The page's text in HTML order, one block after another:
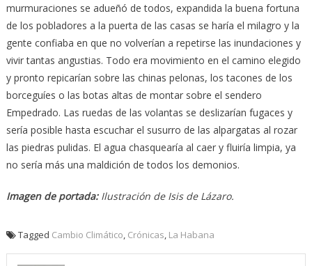
murmuraciones se adueñó de todos, expandida la buena fortuna
de los pobladores a la puerta de las casas se haría el milagro y la
gente confiaba en que no volverían a repetirse las inundaciones y
vivir tantas angustias. Todo era movimiento en el camino elegido
y pronto repicarían sobre las chinas pelonas, los tacones de los
borceguíes o las botas altas de montar sobre el sendero
Empedrado. Las ruedas de las volantas se deslizarían fugaces y
sería posible hasta escuchar el susurro de las alpargatas al rozar
las piedras pulidas. El agua chasquearía al caer y fluiría limpia, ya
no sería más una maldición de todos los demonios.
Imagen de portada:Ilustración de Isis de Lázaro.
Tagged Cambio Climático Crónicas La Habana